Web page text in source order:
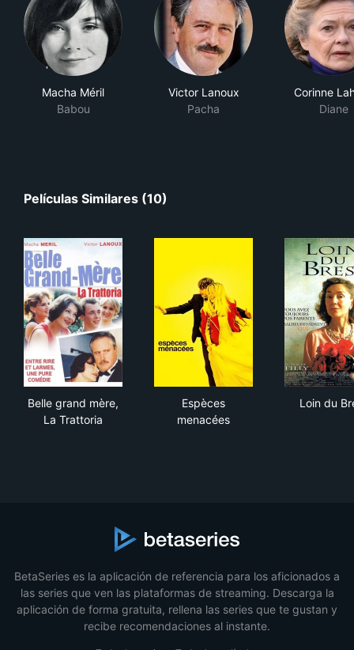
Macha Méril
Babou
Victor Lanoux
Pacha
Corinne
Diane
Películas Similares (10)
Belle grand mère,
La Trattoria
Espèces
menacées
Loin du
BetaSeries es la aplicación de referencia para los aficionados a
las series que ven las plataformas de streaming. Descarga la
aplicación de forma gratuita, rellena las series que te gustan y
recibe recomendaciones al instante.